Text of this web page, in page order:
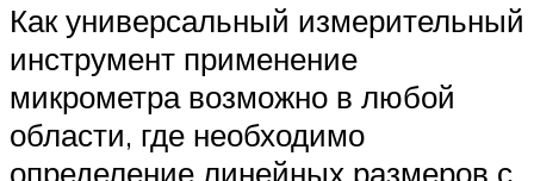
Как универсальный измерительный
инструмент применение
микрометра возможно в любой
области, где необходимо
определение линейных размеров с